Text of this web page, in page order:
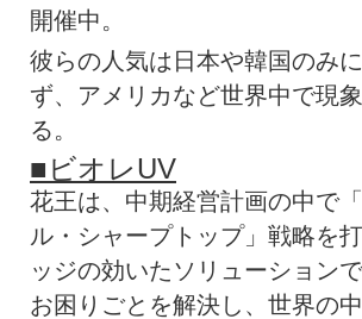
開催中。
彼らの人気は日本や韓国のみ
ず、アメリカなど世界中で現
る。
■ビオレUV
花王は、中期経営計画の中で
ル・シャープトップ」戦略を
ッジの効いたソリューション
お困りごとを解決し、世界の